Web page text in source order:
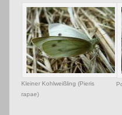
Kleiner Kohlweißling (Pieris
rapae)